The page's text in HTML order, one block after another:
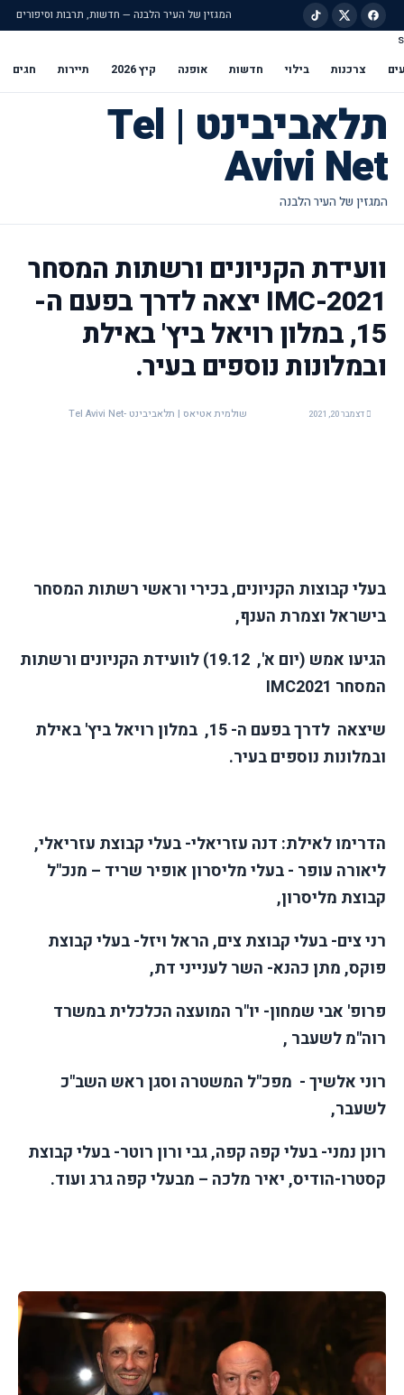
המגזין של העיר הלבנה — חדשות, תרבות וסיפורים
s
צרכנות בילוי חדשות אופנה קיץ 2026 תיירות חגים
תלאביבינט | Tel
Avivi Net
וועידת הקניונים ורשתות המסחר
2021-IMC יצאה לדרך בפעם ה-
15, במלון רויאל ביץ' באילת
ובמלונות נוספים בעיר.
דצמבר 20, 2021 שולמית אטיאס | תלאביבינט -Tel Avivi Net
בעלי קבוצות הקניונים, בכירי וראשי רשתות המסחר
בישראל וצמרת הענף,
הגיעו אמש (יום א', 19.12) לוועידת הקניונים ורשתות
המסחר 2021
IMC
שיצאה לדרך בפעם ה- 15, במלון רויאל ביץ' באילת
ובמלונות נוספים בעיר.
הדרימו לאילת: דנה עזריאלי- בעלי קבוצת עזריאלי,
ליאורה עופר - בעלי מליסרון אופיר שריד – מנכ"ל
קבוצת מליסרון,
רני צים- בעלי קבוצת צים, הראל ויזל- בעלי קבוצת
פוקס, מתן כהנא- השר לענייני דת,
פרופ' אבי שמחון- יו"ר המועצה הכלכלית במשרד
רוה"מ לשעבר ,
רוני אלשיך - מפכ"ל המשטרה וסגן ראש השב"כ
לשעבר,
רונן נמני- בעלי קפה קפה, גבי ורון רוטר- בעלי קבוצת
קסטרו-הודיס, יאיר מלכה – מבעלי קפה גרג ועוד.